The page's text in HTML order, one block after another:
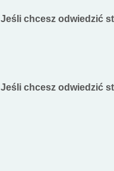
Jeśli chcesz odwiedzić
Jeśli chcesz odwiedzić